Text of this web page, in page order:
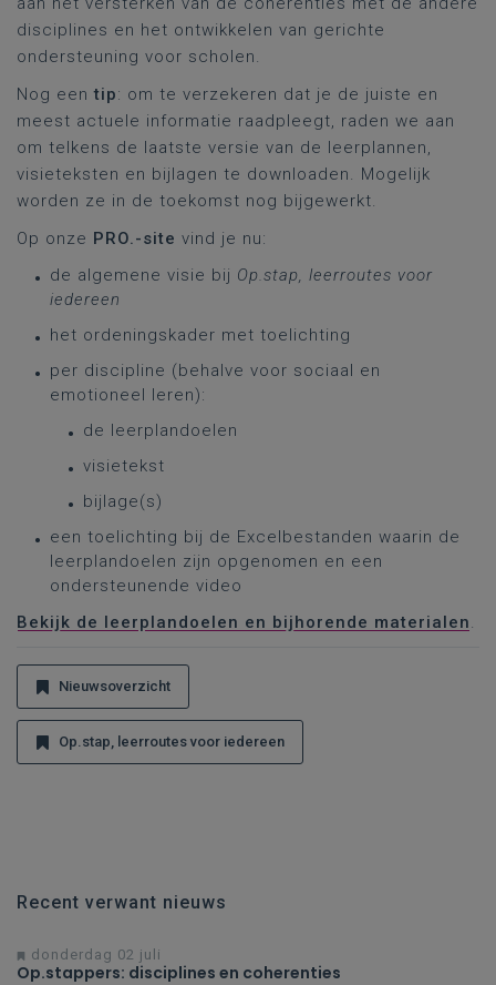
disciplines en het ontwikkelen van gerichte
ondersteuning voor scholen.
Nog eentip: om te verzekeren dat je de juiste en
meest actuele informatie raadpleegt, raden we aan
om telkens de laatste versie van de leerplannen,
visieteksten en bijlagen te downloaden. Mogelijk
worden ze in de toekomst nog bijgewerkt.
Op onze PRO.-site vind je nu:
de algemene visie bij Op.stap, leerroutes voor
iedereen
het ordeningskader met toelichting
per discipline (behalve voor sociaal en
emotioneel leren):
de leerplandoelen
visietekst
bijlage(s)
een toelichting bij de Excelbestanden waarin de
leerplandoelen zijn opgenomen en een
ondersteunende video
Bekijk de leerplandoelen en bijhorende materialen.
Nieuwsoverzicht
Op.stap, leerroutes voor iedereen
Recent verwant nieuws
donderdag 02 juli
Op.stappers: disciplines en coherenties